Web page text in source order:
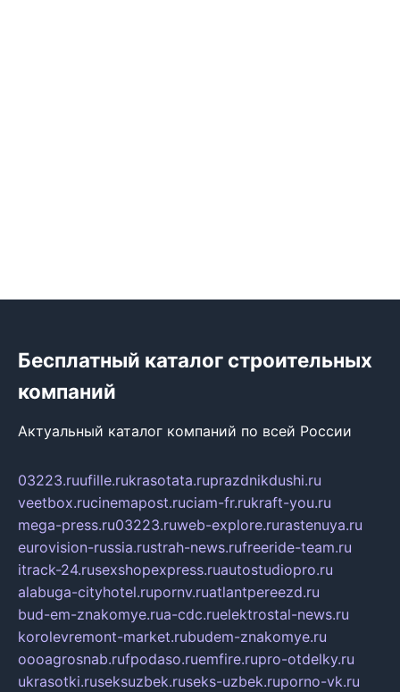
Бесплатный каталог строительных
компаний
Актуальный каталог компаний по всей России
03223.ruufille.rukrasotata.ruprazdnikdushi.ru
veetbox.rucinemapost.ruciam-fr.rukraft-you.ru
mega-press.ru03223.ruweb-explore.rurastenuya.ru
eurovision-russia.rustrah-news.rufreeride-team.ru
itrack-24.rusexshopexpress.ruautostudiopro.ru
alabuga-cityhotel.rupornv.ruatlantpereezd.ru
bud-em-znakomye.rua-cdc.ruelektrostal-news.ru
korolevremont-market.rubudem-znakomye.ru
oooagrosnab.rufpodaso.ruemfire.rupro-otdelky.ru
ukrasotki.ruseksuzbek.ruseks-uzbek.ruporno-vk.ru